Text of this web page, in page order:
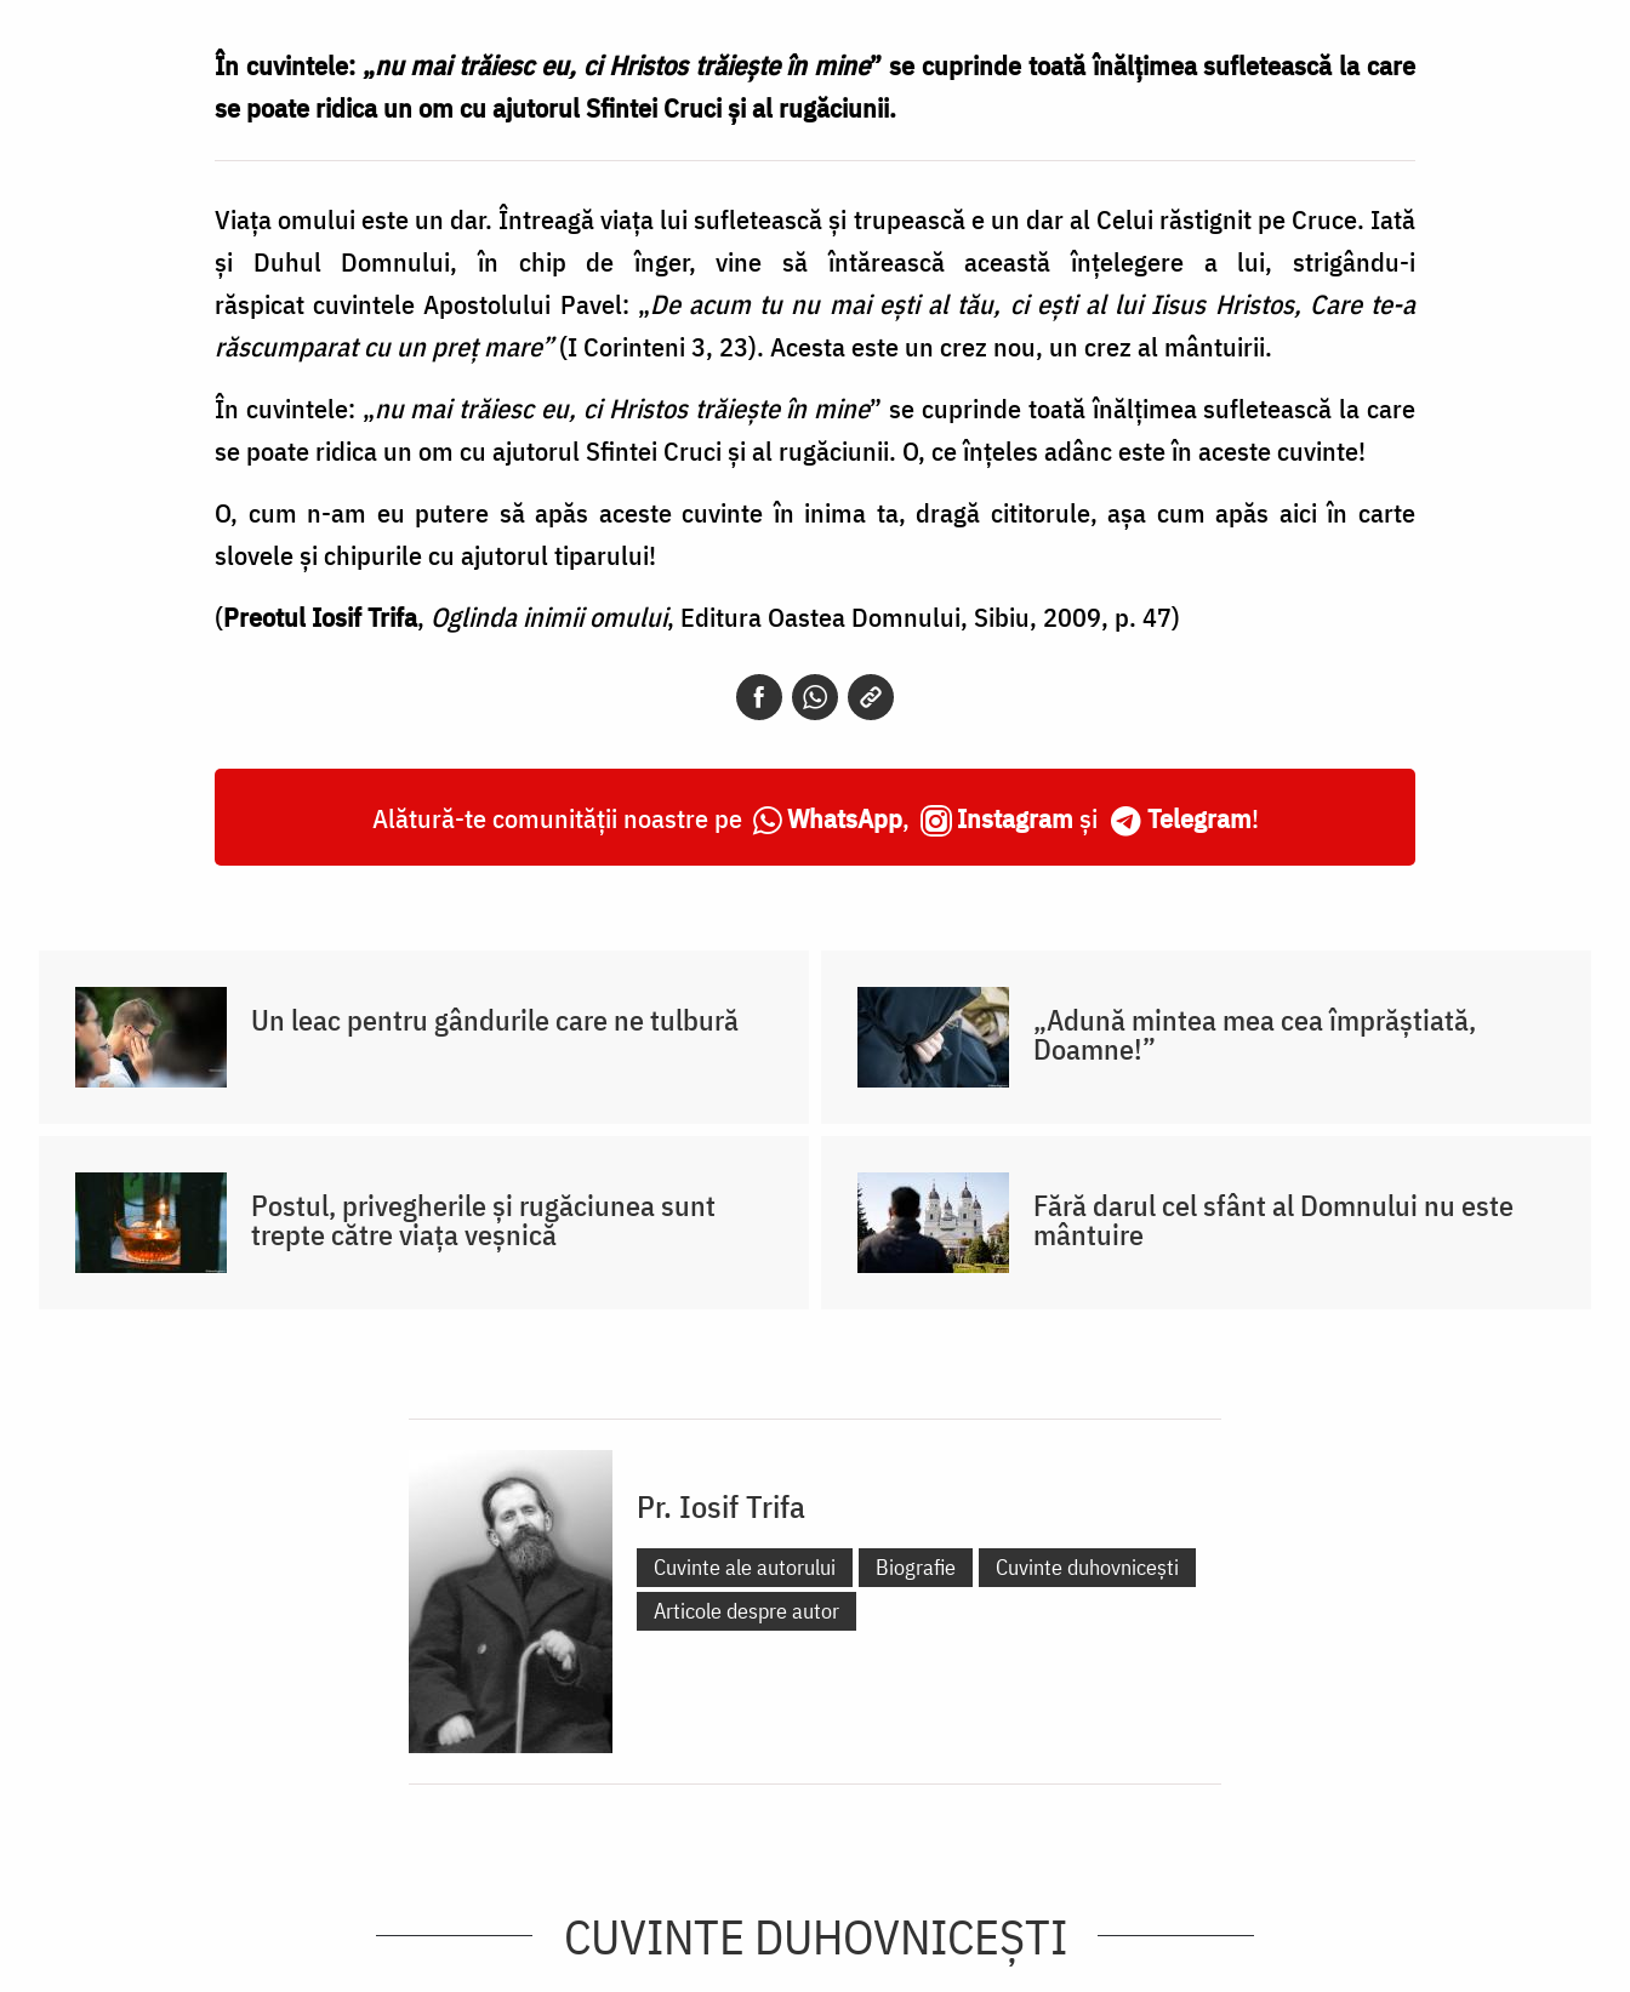
În cuvintele: „nu mai trăiesc eu, ci Hristos trăiește în mine” se cuprinde toată înălțimea sufletească la care
se poate ridica un om cu ajutorul Sfintei Cruci și al rugăciunii.
Viaţa omului este un dar. Întreagă viaţa lui sufletească şi trupească e un dar al Celui răstignit pe Cruce. Iată
şi Duhul Domnului, în chip de înger, vine să întărească această înţelegere a lui, strigându-i
răspicat cuvintele Apostolului Pavel: „De acum tu nu mai eşti al tău, ci eşti al lui Iisus Hristos, Care te-a
răscumparat cu un preţ mare”(I Corinteni 3, 23). Acesta este un crez nou, un crez al mântuirii.
În cuvintele: „nu mai trăiesc eu, ci Hristos trăieşte în mine” se cuprinde toată înălţimea sufletească la care
se poate ridica un om cu ajutorul Sfintei Cruci şi al rugăciunii. O, ce înţeles adânc este în aceste cuvinte!
O, cum n-am eu putere să apăs aceste cuvinte în inima ta, dragă cititorule, aşa cum apăs aici în carte
slovele şi chipurile cu ajutorul tiparului!
(Preotul Iosif Trifa, Oglinda inimii omului, Editura Oastea Domnului, Sibiu, 2009, p. 47)
Alătură-te comunității noastre pe WhatsApp, Instagram și Telegram!
Un leac pentru gândurile care ne tulbură „Adună mintea mea cea împrăștiată,
Doamne!”
Postul, privegherile și rugăciunea sunt
trepte către viața veșnică
Fără darul cel sfânt al Domnului nu este
mântuire
Pr. Iosif Trifa
Cuvinte ale autorului Biografie
Cuvinte duhovnicești
Articole despre autor
CUVINTE DUHOVNICEȘTI